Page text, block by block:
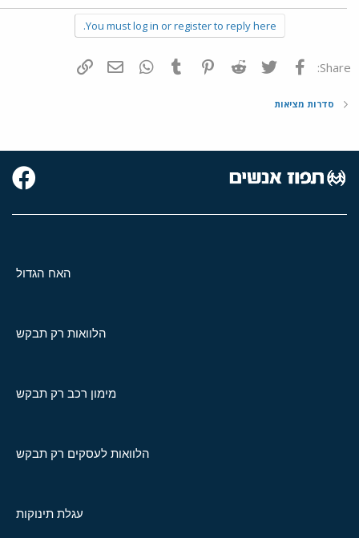
You must log in or register to reply here.
Share: פייסבוק Twitter
Reddit
Pinterest
Tumblr
WhatsAppדואר אלקטרוני
סדרות מציאות
האח הגדול
הלוואות רק תבקש
מימון רכב רק תבקש
הלוואות לעסקים רק תבקש
עגלת תינוקות